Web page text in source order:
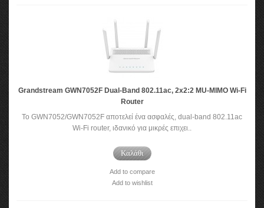
Grandstream GWN7052F Dual-Band 802.11ac, 2x2:2 MU-MIMO Wi-Fi
Router
Το GWN7052/GWN7052F αποτελεί ένα ασφαλές, dual-band 802.11ac
Wi-Fi router, ιδανικό για μικρές επιχει..
Καλάθι
Add to compare
Add to wishlist